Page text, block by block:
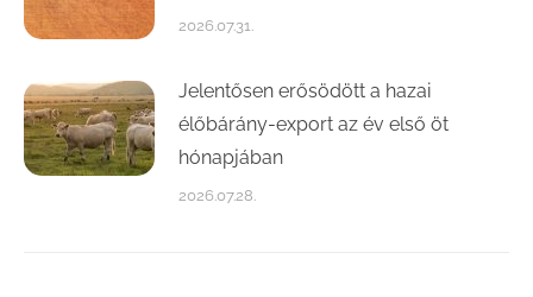
2026.07.31.
Jelentősen erősödött a hazai
élőbárány-export az év első öt
hónapjában
2026.07.28.